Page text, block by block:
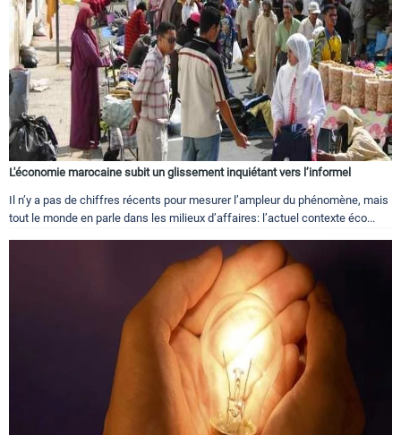
L'économie marocaine subit un glissement inquiétant vers l’informel
Il n’y a pas de chiffres récents pour mesurer l’ampleur du phénomène, mais
tout le monde en parle dans les milieux d’affaires: l’actuel contexte éco...